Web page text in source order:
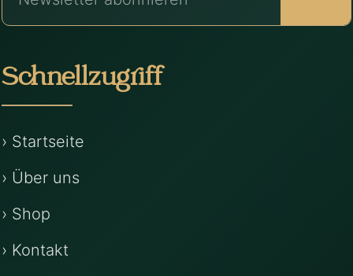
Schnellzugriff
› Startseite
› Über uns
› Shop
› Kontakt